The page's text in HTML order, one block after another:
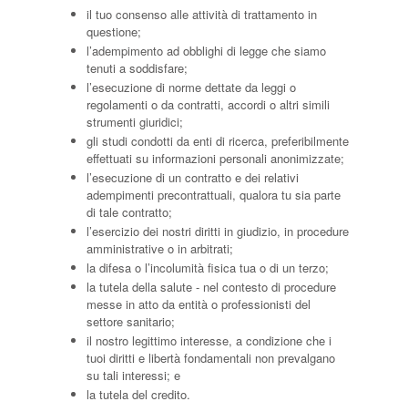
il tuo consenso alle attività di trattamento in
questione;
l’adempimento ad obblighi di legge che siamo
tenuti a soddisfare;
l’esecuzione di norme dettate da leggi o
regolamenti o da contratti, accordi o altri simili
strumenti giuridici;
gli studi condotti da enti di ricerca, preferibilmente
effettuati su informazioni personali anonimizzate;
l’esecuzione di un contratto e dei relativi
adempimenti precontrattuali, qualora tu sia parte
di tale contratto;
l’esercizio dei nostri diritti in giudizio, in procedure
amministrative o in arbitrati;
la difesa o l’incolumità fisica tua o di un terzo;
la tutela della salute - nel contesto di procedure
messe in atto da entità o professionisti del
settore sanitario;
il nostro legittimo interesse, a condizione che i
tuoi diritti e libertà fondamentali non prevalgano
su tali interessi; e
la tutela del credito.